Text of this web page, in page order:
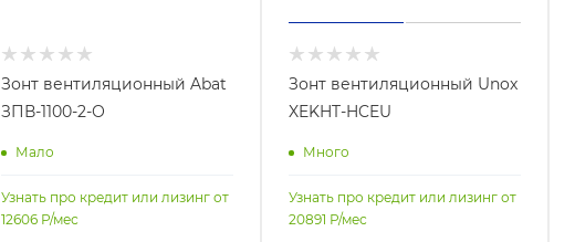
Зонт вентиляционный Abat
ЗПВ-1100-2-О
Мало
Узнать про кредит или лизинг от
12606 Р/мес
Зонт вентиляционный Unox
XEKHT-HCEU
Много
Узнать про кредит или лизинг от
20891 Р/мес